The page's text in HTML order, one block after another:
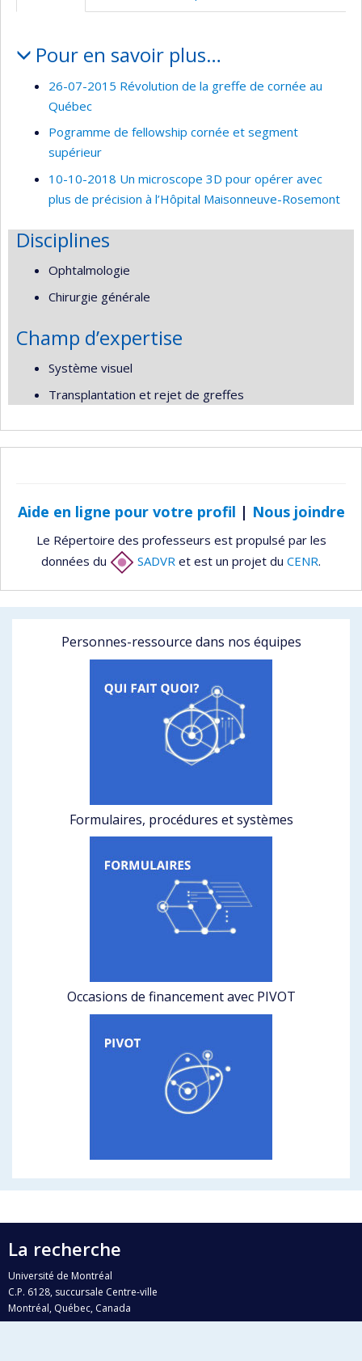
Pour en savoir plus…
26-07-2015 Révolution de la greffe de cornée au
Québec
Pogramme de fellowship cornée et segment
supérieur
10-10-2018 Un microscope 3D pour opérer avec
plus de précision à l’Hôpital Maisonneuve-Rosemont
Disciplines
Ophtalmologie
Chirurgie générale
Champ d’expertise
Système visuel
Transplantation et rejet de greffes
Aide en ligne pour votre profil | Nous joindre
Le Répertoire des professeurs est propulsé par les
données du
SADVR et est un projet du CENR.
Personnes-ressource dans nos équipes
Formulaires, procédures et systèmes
Occasions de financement avec PIVOT
La recherche
Université de Montréal
C.P. 6128, succursale Centre-ville
Montréal, Québec, Canada
H3C 3J7